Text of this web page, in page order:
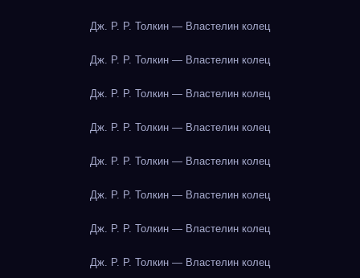
Дж. Р. Р. Толкин — Властелин колец
Дж. Р. Р. Толкин — Властелин колец
Дж. Р. Р. Толкин — Властелин колец
Дж. Р. Р. Толкин — Властелин колец
Дж. Р. Р. Толкин — Властелин колец
Дж. Р. Р. Толкин — Властелин колец
Дж. Р. Р. Толкин — Властелин колец
Дж. Р. Р. Толкин — Властелин колец